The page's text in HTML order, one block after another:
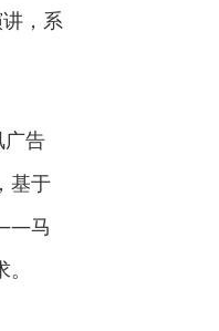
，系
告
基于
——马